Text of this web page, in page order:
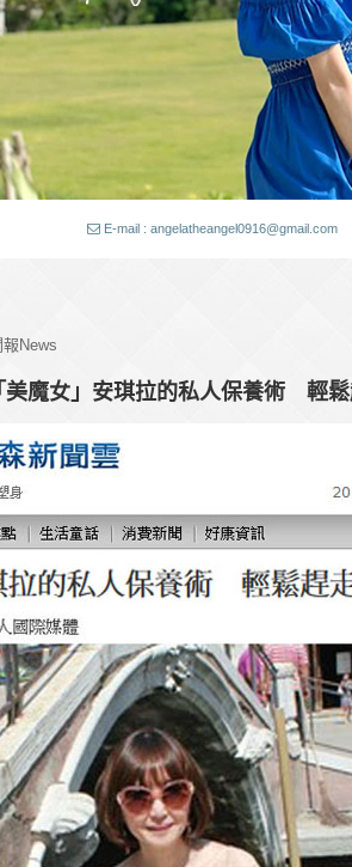
E-mail : angelatheangel0916@gmail.com
News
美魔女」安琪拉的私人保養術 輕鬆